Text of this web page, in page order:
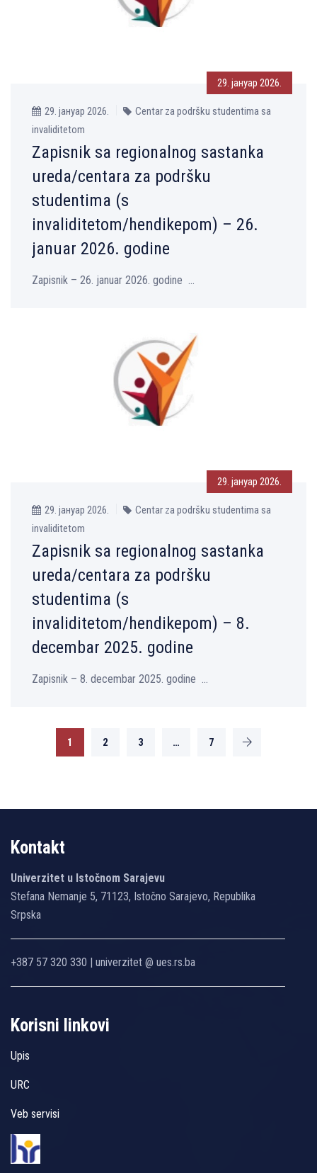
29. јануар 2026.
29. јануар 2026.
Centar za podršku studentima sa
invaliditetom
Zapisnik sa regionalnog sastanka
ureda/centara za podršku
studentima (s
invaliditetom/hendikepom) – 26.
januar 2026. godine
Zapisnik – 26. januar 2026. godine ...
29. јануар 2026.
29. јануар 2026.
Centar za podršku studentima sa
invaliditetom
Zapisnik sa regionalnog sastanka
ureda/centara za podršku
studentima (s
invaliditetom/hendikepom) – 8.
decembar 2025. godine
Zapisnik – 8. decembar 2025. godine ...
1 2 3 … 7
Kontakt
Univerzitet u Istočnom Sarajevu
Stefana Nemanje 5, 71123, Istočno Sarajevo, Republika
Srpska
+387 57 320 330 | univerzitet @ ues.rs.ba
Korisni linkovi
Upis
URC
Veb servisi